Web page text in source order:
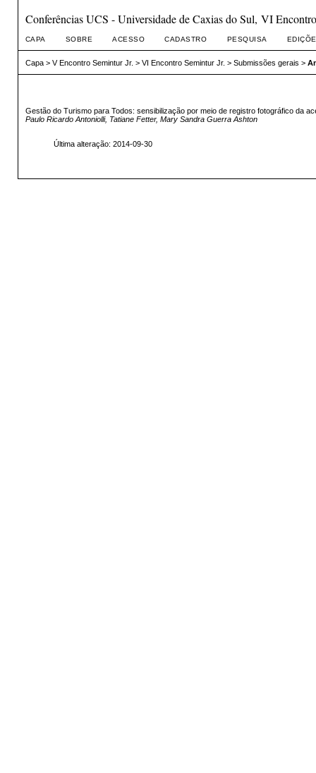
Conferências UCS - Universidade de Caxias do Sul, VI
CAPA SOBRE ACESSO CADASTRO PESQUISA
Capa> V Encontro Semintur Jr. > VI Encontro Semintur Jr. > Submissões gerais >
Gestão do Turismo para Todos: sensibilização por meio de registro fotográfico da
Paulo Ricardo Antoniolli, Tatiane Fetter, Mary Sandra Guerra Ashton
Última alteração: 2014-09-30